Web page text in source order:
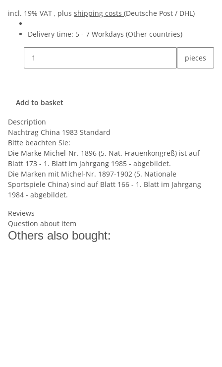
incl. 19% VAT , plus shipping costs (Deutsche Post / DHL)
Delivery time: 5 - 7 Workdays (Other countries)
pieces
Add to basket
Description
Nachtrag China 1983 Standard
Bitte beachten Sie:
Die Marke Michel-Nr. 1896 (5. Nat. Frauenkongreß) ist auf
Blatt 173 - 1. Blatt im Jahrgang 1985 - abgebildet.
Die Marken mit Michel-Nr. 1897-1902 (5. Nationale
Sportspiele China) sind auf Blatt 166 - 1. Blatt im Jahrgang
1984 - abgebildet.
Reviews
Question about item
Others also bought: